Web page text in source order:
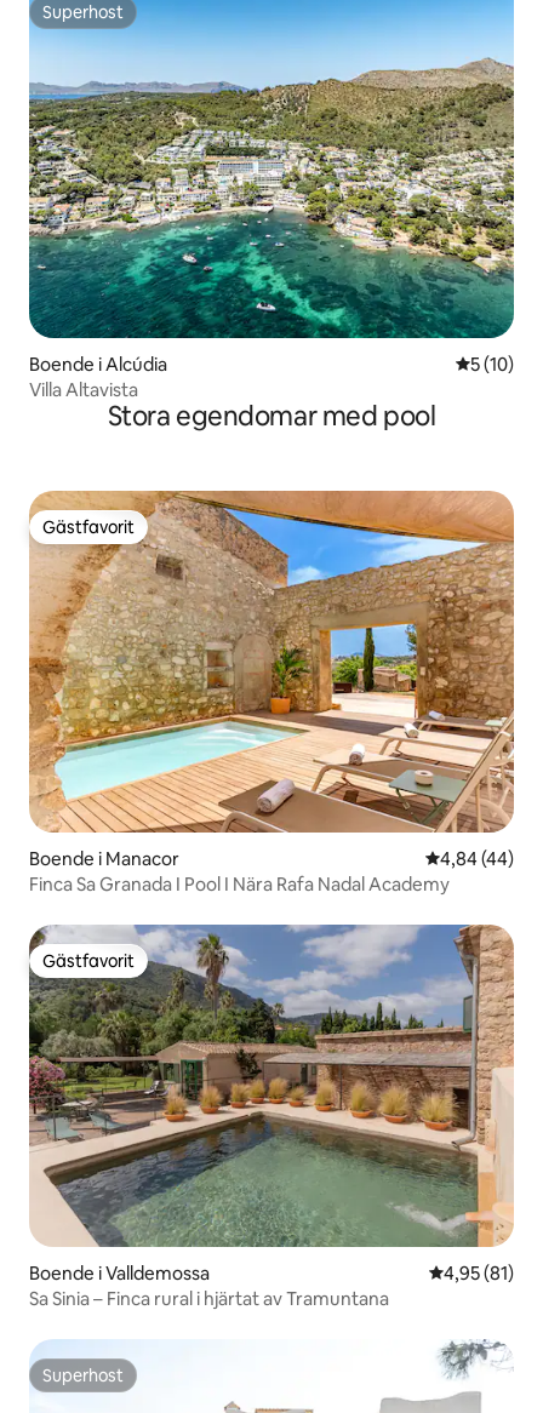
Superhost
Superhost
Boende i Alcúdia 5 av 5 i
5 (10)
Villa Altavista
Stora egendomar med pool
Gästfavorit
Gästfavorit
Boende i Manacor 4,84 av 5 i
4,84 (44)
Finca Sa Granada I Pool I Nära Rafa Nadal Academy
Gästfavorit
Gästfavorit
Boende i Valldemossa 4,95 av 5 i
4,95 (81)
Sa Sinia – Finca rural i hjärtat av Tramuntana
Superhost
Superhost